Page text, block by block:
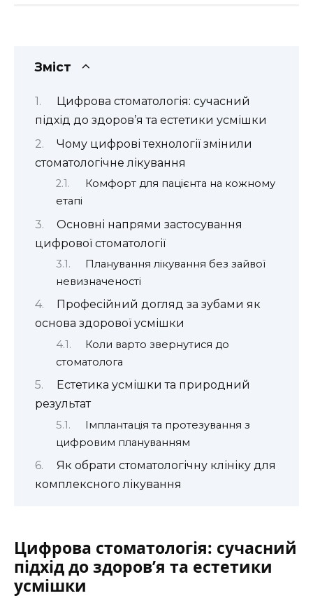
Зміст
Цифрова стоматологія: сучасний
підхід до здоров’я та естетики усмішки
Чому цифрові технології змінили
стоматологічне лікування
Комфорт для пацієнта на кожному
етапі
Основні напрями застосування
цифрової стоматології
Планування лікування без зайвої
невизначеності
Професійний догляд за зубами як
основа здорової усмішки
Коли варто звернутися до
стоматолога
Естетика усмішки та природний
результат
Імплантація та протезування з
цифровим плануванням
Як обрати стоматологічну клініку для
комплексного лікування
Цифрова стоматологія: сучасний
підхід до здоров’я та естетики
усмішки